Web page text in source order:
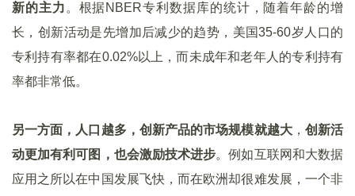
新的主力 。根据NBER专利数据库的统计，随着年龄的增
长，创新活动是先增加后减少的趋势，美国35-60岁人口的
专利持有率都在0.02%以上，而未成年和老年人的专利持有
率都非常低。
另一方面，人口越多，创新产品的市场规模就越大， 创新活
动更加有利可图，也会激励技术进步。例如互联网和大数据
应用之所以在中国发展飞快，而在欧洲却很难发展，一个非